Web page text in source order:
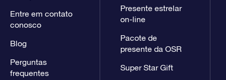
Entre em contato
conosco
Blog
Perguntas
frequentes
Presente estrelar
on-line
Pacote de
presente da OSR
Super Star Gift